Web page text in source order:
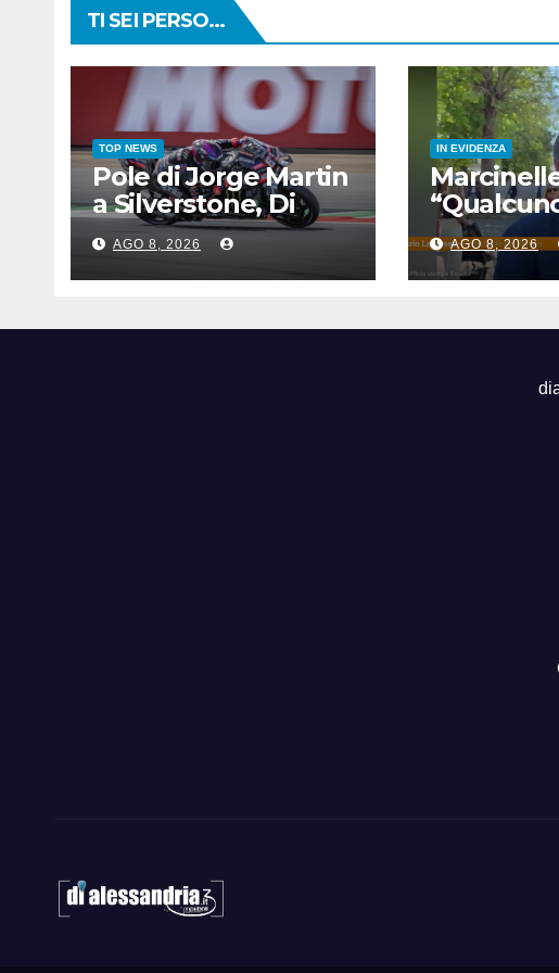
TI SEI PERSO...
TOP NEWS
Pole di Jorge Martin
a Silverstone, Di
Giannantonio 4°,
Bezzecchi 5°
AGO 8, 2026
IN EVIDENZA
ancora a
spalle”
AGO 8, 2026